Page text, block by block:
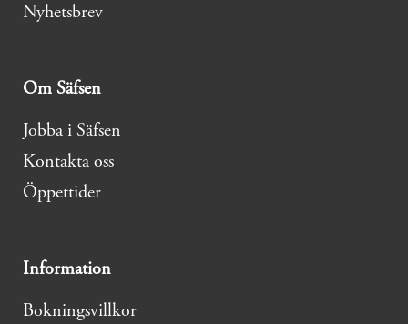
Nyhetsbrev
Om Säfsen
Jobba i Säfsen
Kontakta oss
Öppettider
Information
Bokningsvillkor